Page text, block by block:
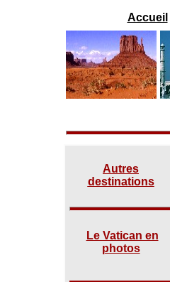
Accueil
Autres
destinations
Le Vatican en
photos